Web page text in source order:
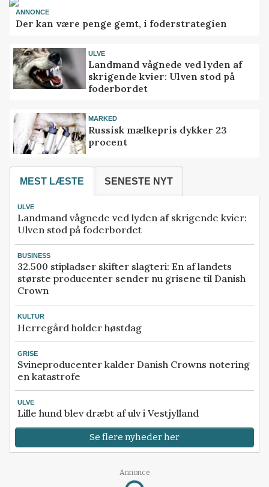
ANNONCE
Der kan være penge gemt, i foderstrategien
ULVE
Landmand vågnede ved lyden af
skrigende kvier: Ulven stod på
foderbordet
MARKED
Russisk mælkepris dykker 23
procent
MEST LÆSTE SENESTE NYT
ULVE
Landmand vågnede ved lyden af skrigende kvier:
Ulven stod på foderbordet
BUSINESS
32.500 stipladser skifter slagteri: En af landets
største producenter sender nu grisene til Danish
Crown
KULTUR
Herregård holder høstdag
GRISE
Svineproducenter kalder Danish Crowns notering
en katastrofe
ULVE
Lille hund blev dræbt af ulv i Vestjylland
Se flere nyheder her
Annonce